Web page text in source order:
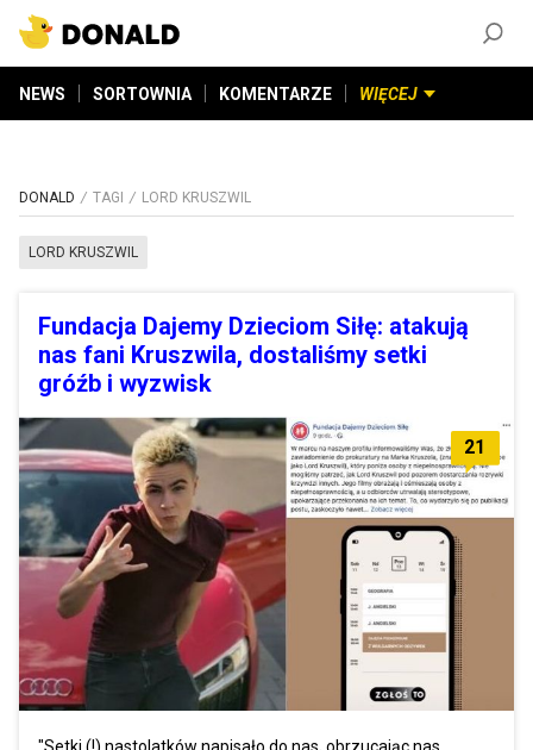
NEWS SORTOWNIA KOMENTARZE WIĘCEJ
DONALD TAGI LORD KRUSZWIL
LORD KRUSZWIL
Fundacja Dajemy Dzieciom Siłę: atakują
nas fani Kruszwila, dostaliśmy setki
gróźb i wyzwisk
21